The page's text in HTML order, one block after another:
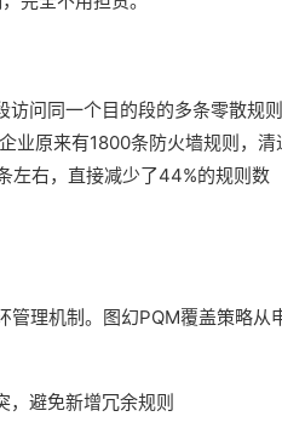
问同一个目的段的多条零散规则
业原来有1800条防火墙规则，清
左右，直接减少了44%的规则数
管理机制。图幻PQM覆盖策略从
，避免新增冗余规则